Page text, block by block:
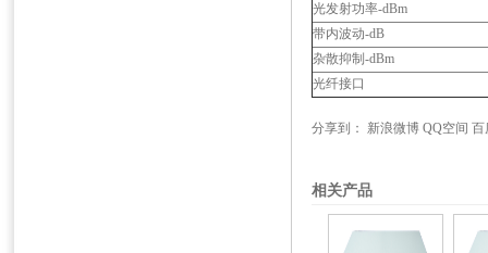
光发射功率-dBm
带内波动-dB
杂散抑制-dBm
光纤接口
分享到： 新浪微博 QQ空间 百
相关产品